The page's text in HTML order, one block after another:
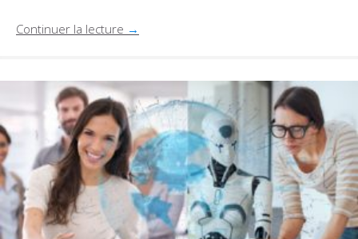
Continuer la lecture →